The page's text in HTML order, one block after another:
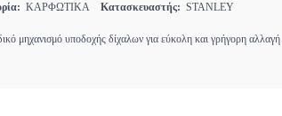
ΚΑΡΦΩΤΙΚΑ Κατασκευαστής: STANLEY
μηχανισμό υποδοχής δίχαλων για εύκολη και γρήγορη αλλαγή